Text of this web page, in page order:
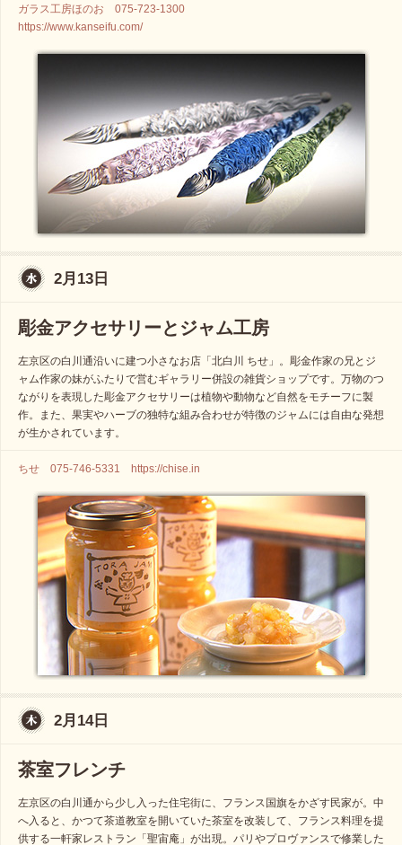
ガラス工房ほのお 075-723-1300
https://www.kanseifu.com/
2月13日
彫金アクセサリーとジャム工房
左京区の白川通沿いに建つ小さなお店「北白川 ちせ」。彫金作家の兄とジ
ャム作家の妹がふたりで営むギャラリー併設の雑貨ショップです。万物のつ
ながりを表現した彫金アクセサリーは植物や動物など自然をモチーフに製
作。また、果実やハーブの独特な組み合わせが特徴のジャムには自由な発想
が生かされています。
ちせ 075-746-5331 https://chise.in
2月14日
茶室フレンチ
左京区の白川通から少し入った住宅街に、フランス国旗をかざす民家が。中
へ入ると、かつて茶道教室を開いていた茶室を改装して、フランス料理を提
供する一軒家レストラン「聖宙庵」が出現。パリやプロヴァンスで修業した